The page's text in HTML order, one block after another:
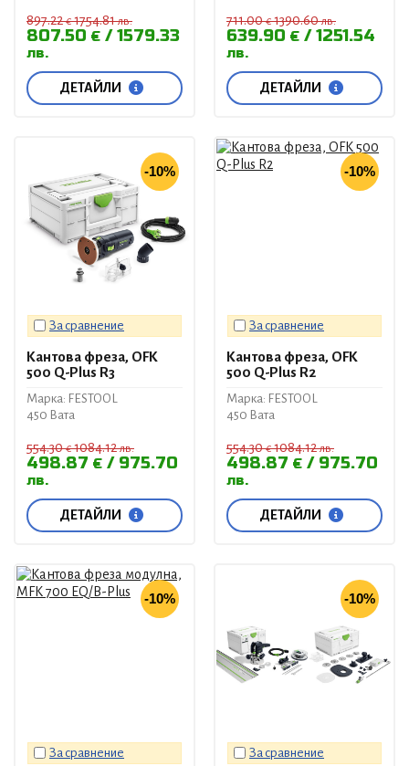
897.22€1754.81лв.
807.50 € 1579.33
лв.
ДЕТАЙЛИ
711.00€1390.60лв.
639.90 € 1251.54
лв.
ДЕТАЙЛИ
-10%
За сравнение
Кантова фреза, OFK
500 Q-Plus R3
Марка: FESTOOL
450 Вата
554.30€1084.12лв.
498.87 € 975.70
лв.
ДЕТАЙЛИ
-10%
За сравнение
Кантова фреза, OFK
500 Q-Plus R2
Марка: FESTOOL
450 Вата
554.30€1084.12лв.
498.87 € 975.70
лв.
ДЕТАЙЛИ
-10%
За сравнение
-10%
За сравнение